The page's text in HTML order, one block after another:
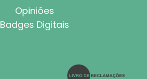
Opiniões
Badges Digitais